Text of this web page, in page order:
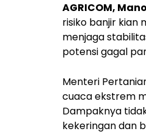
AGRICOM,
risiko banjir kian
menjaga
potensi gagal
Menteri
cuaca ekstrem
Dampaknya
kekeringan dan